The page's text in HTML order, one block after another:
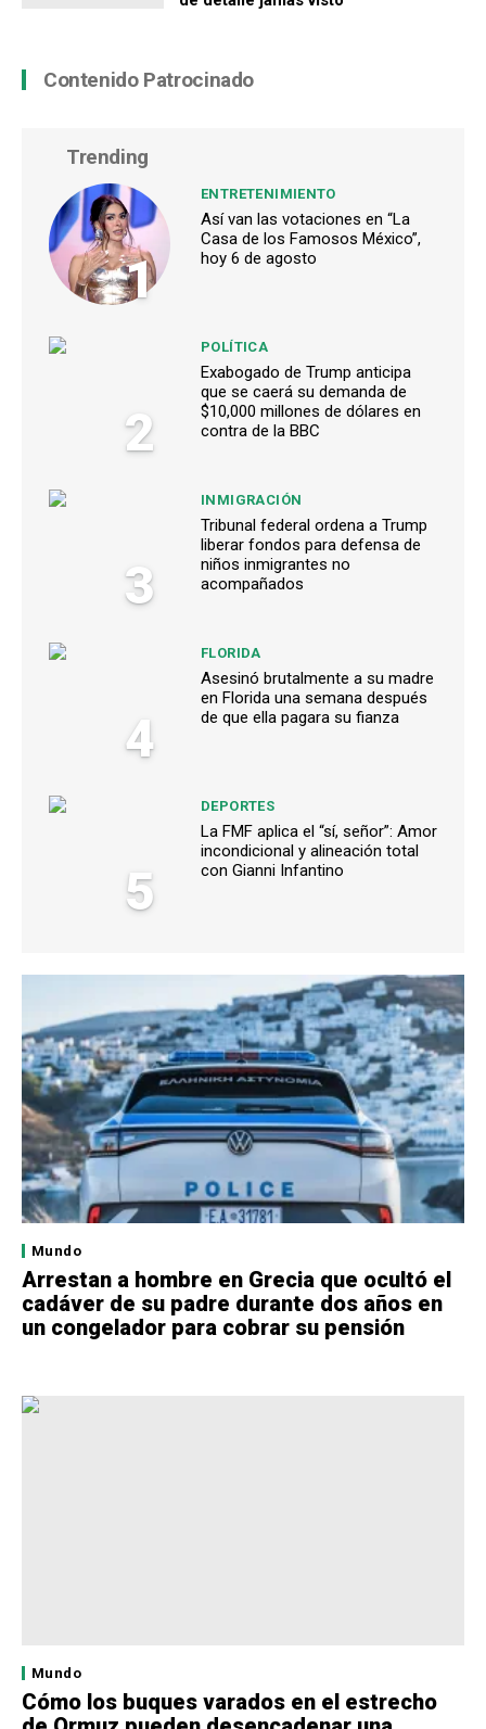
Contenido Patrocinado
Trending
1
ENTRETENIMIENTO
Así van las votaciones en “La
Casa de los Famosos México”,
hoy 6 de agosto
2
POLÍTICA
Exabogado de Trump anticipa
que se caerá su demanda de
$10,000 millones de dólares en
contra de la BBC
3
INMIGRACIÓN
Tribunal federal ordena a Trump
liberar fondos para defensa de
niños inmigrantes no
acompañados
4
FLORIDA
Asesinó brutalmente a su madre
en Florida una semana después
de que ella pagara su fianza
5
DEPORTES
La FMF aplica el “sí, señor”: Amor
incondicional y alineación total
con Gianni Infantino
Mundo
Arrestan a hombre en Grecia que ocultó el
cadáver de su padre durante dos años en
un congelador para cobrar su pensión
Mundo
Cómo los buques varados en el estrecho